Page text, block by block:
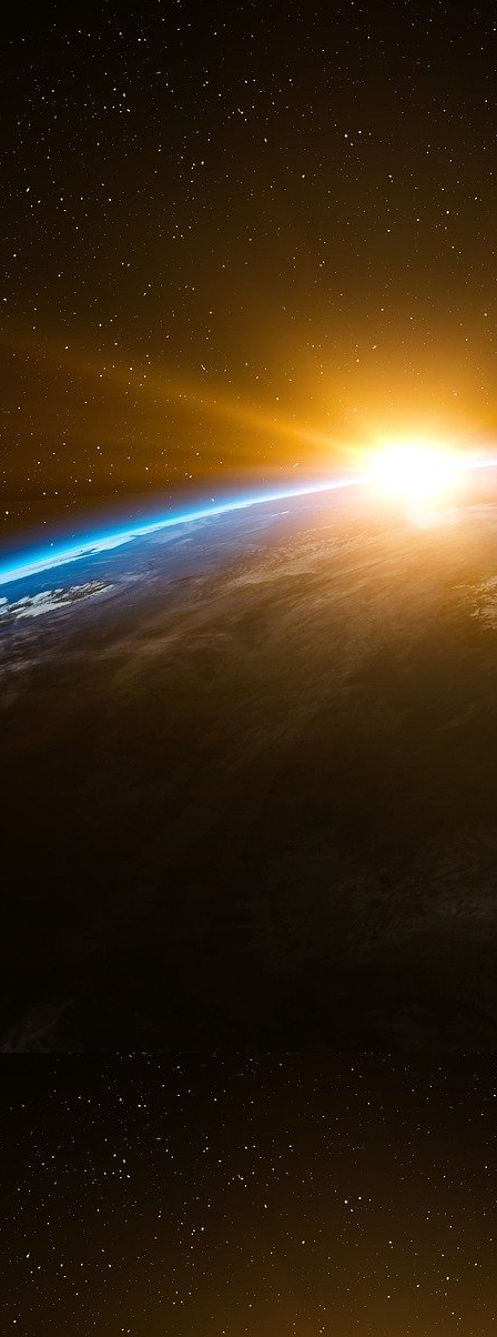
Au Texas, l’État a retiré un fonds
BlackRock. En Floride, le gouverneur
autre gestionnaire pour les fonds publics
retirer à BlackRock 2 milliards de dollars
BlackRock gérait encore 13 milliards de
La réaction personnelle à l’encontre de M.
des primaires républicaines à la fin de
M. DeSantis et l’investisseur en
BlackRock. M. DeSantis a vanté le fait
société, tandis que M. Ramaswamy a
l’évasion ». Ces propos ont suscité une
« triste » représentation de l’état de la
M. Fink a évoqué à plusieurs reprises les
déclarant à une occasion qu’il était
« C’est difficile, parce que ce n’est plus du
a déclaré Fink à Bloomberg en janvier
professionnelle, les attaques sont
problèmes ».
Le plus souvent, M. Fink attribue la fureur à
l’ESG et au fait que lui et BlackRock ont été
politique américaine. « Le récit est affreux »,
Bloomberg. "Malheureusement, certains
d’une phrase de leur contexte, et c’est le